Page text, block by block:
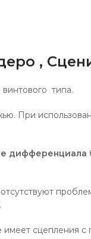
,
типа.
При
дифференциала
сцепления с